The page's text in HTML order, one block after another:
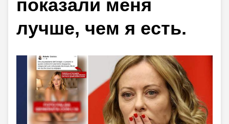
показали меня
лучше, чем я есть.